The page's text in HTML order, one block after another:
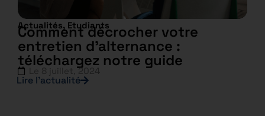
Actualités, Etudiants
Comment décrocher votre
entretien d’alternance :
téléchargez notre guide
8 juillet, 2024
Lire l’actualité